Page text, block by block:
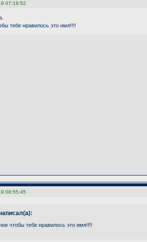
07:19:52
тебе нравилось это имя!!!!
08:55:45
чтобы тебе нравилось это имя!!!!